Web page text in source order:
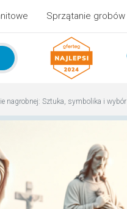
Sprzątanie grobów
nagrobnej: Sztuka, symbolika i wybór